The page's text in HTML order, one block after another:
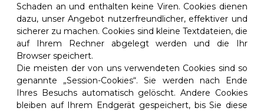
sez@glut.berlin
instagramfacebook
impressum
datenschutz
cookies
Schaden an und enthalten keine Viren. Cookies dienen
dazu, unser Angebot nutzerfreundlicher, effektiver und
sicherer zu machen. Cookies sind kleine Textdateien, die
auf Ihrem Rechner abgelegt werden und die Ihr
Browser speichert.
Die meisten der von uns verwendeten Cookies sind so
genannte „Session-Cookies“. Sie werden nach Ende
Ihres Besuchs automatisch gelöscht. Andere Cookies
bleiben auf Ihrem Endgerät gespeichert, bis Sie diese